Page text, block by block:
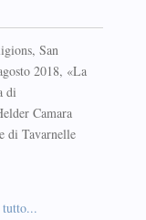
San
2018, «La
di
Camara
di Tavarnelle